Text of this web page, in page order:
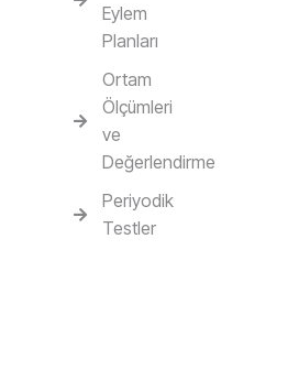
Eylem
Planları
Ortam
Ölçümleri
ve
Değerlendirme
Periyodik
Testler